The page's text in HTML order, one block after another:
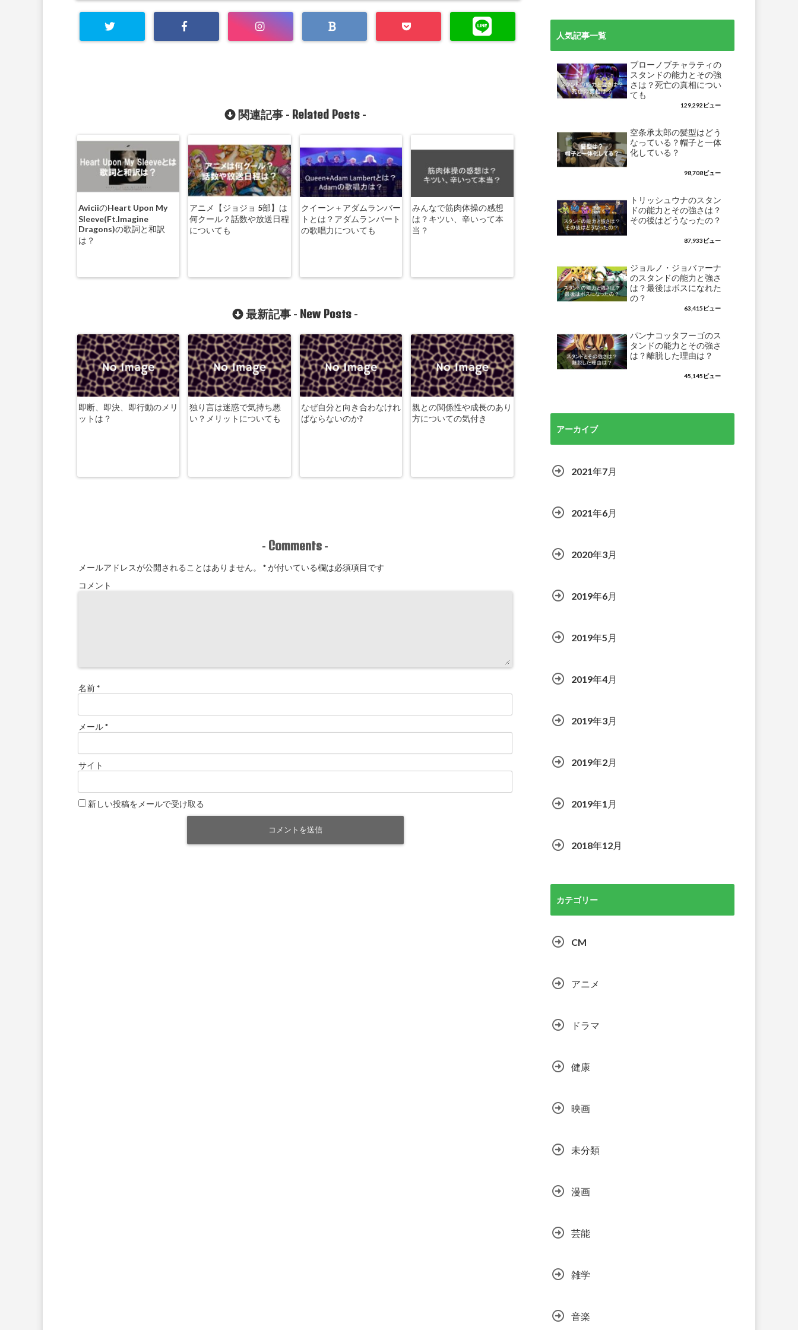
関連記事 - Related Posts-
AviciiのHeart Upon My
Sleeve(Ft.Imagine
Dragons)の歌詞と和訳
は？
アニメ【ジョジョ 5部】は
何クール？話数や放送日程
についても
クイーン＋アダムランバー
トとは？アダムランバート
の歌唱力についても
みんなで筋肉体操の感想
は？キツい、辛いって本
当？
最新記事 - New Posts -
即断、即決、即行動のメリ
ットは？
独り言は迷惑で気持ち悪
い？メリットについても
なぜ自分と向き合わなけれ
ばならないのか?
親との関係性や成長のあり
方についての気付き
- Comments -
メールアドレスが公開されることはありません。 *が付いている欄は必須項目です
コメント
名前*
メール*
サイト
新しい投稿をメールで受け取る
人気記事一覧
ブローノブチャラティの
スタンドの能力とその強
さは？死亡の真相につい
ても
129,292ビュー
空条承太郎の髪型はどう
なっている？帽子と一体
化している？
98,708ビュー
トリッシュウナのスタン
ドの能力とその強さは？
その後はどうなったの？
87,933ビュー
ジョルノ・ジョバァーナ
のスタンドの能力と強さ
は？最後はボスになれた
の？
63,415ビュー
パンナコッタフーゴのス
タンドの能力とその強さ
は？離脱した理由は？
45,145ビュー
アーカイブ
2021年7月
2021年6月
2020年3月
2019年6月
2019年5月
2019年4月
2019年3月
2019年2月
2019年1月
2018年12月
カテゴリー
CM
アニメ
ドラマ
健康
映画
未分類
漫画
芸能
雑学
音楽